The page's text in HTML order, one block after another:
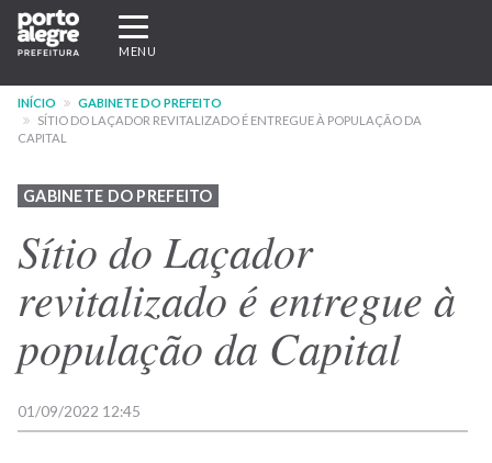
Pular
para
conteúdo
principal
Expandir/recolher
navegação
MENU
INÍCIO
GABINETE DO PREFEITO
SÍTIO DO LAÇADOR REVITALIZADO É ENTREGUE À POPULAÇÃO DA
CAPITAL
GABINETE DO PREFEITO
Sítio do Laçador
revitalizado é entregue à
população da Capital
01/09/2022 12:45